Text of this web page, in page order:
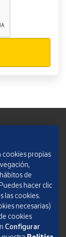
cookies propias
de
hacer clic
las cookies.
necesarias)
cookies
Configurar